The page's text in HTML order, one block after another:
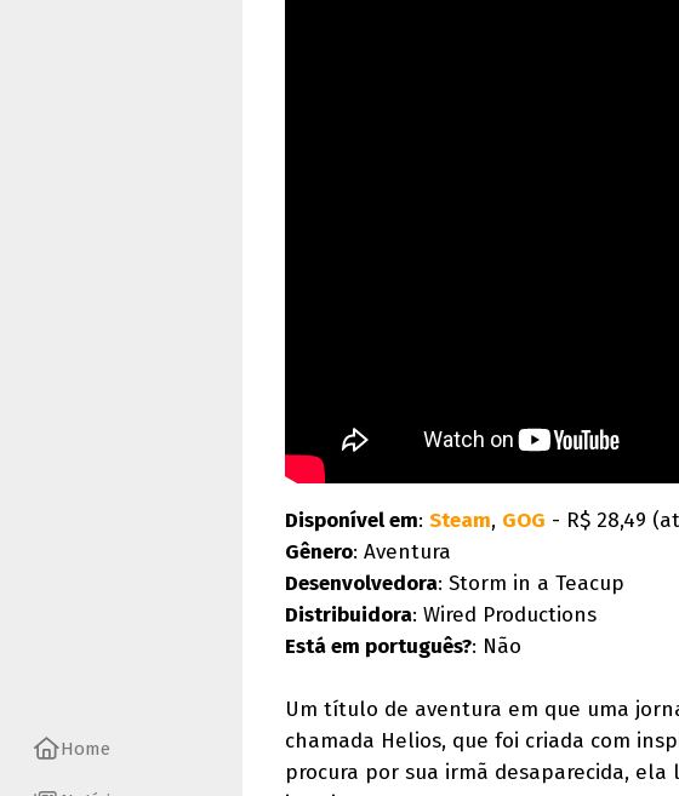
Home
Disponível em: Steam, GOG - R$ 28,49
Gênero: Aventura
Desenvolvedora: Storm in a Teacup
Distribuidora: Wired Productions
Está em português?: Não
Um título de aventura em que uma
chamada Helios, que foi criada com
procura por sua irmã desaparecida, ela